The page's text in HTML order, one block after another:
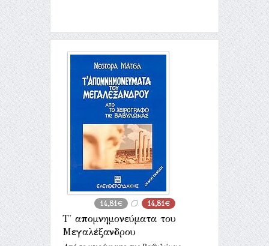
14,81€ 14,81€
Τ' απομνημονεύματα του
Μεγαλέξανδρου